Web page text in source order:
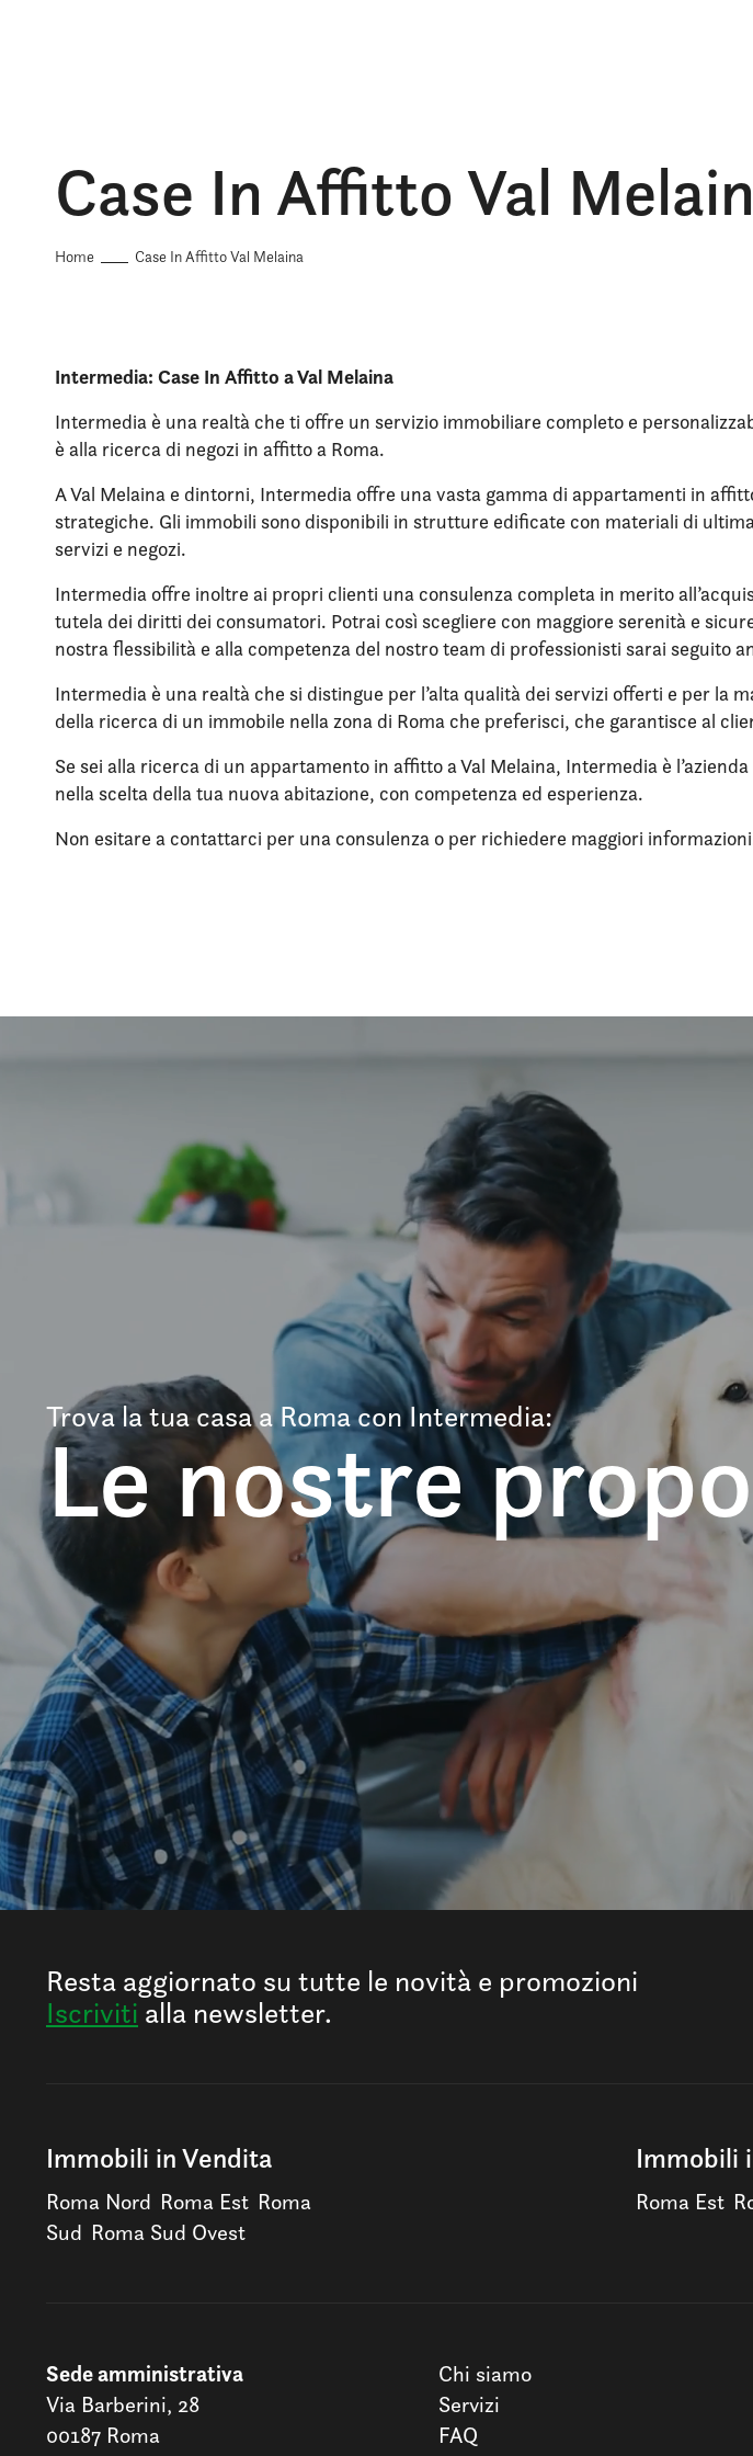
Case In Affitto Val
Home Case In Affitto Val Melaina
Intermedia: Case In Affitto a Val Melaina
Intermedia è una realtà che ti offre un servizio immobiliare completo e
è alla ricerca di negozi in affitto a Roma.
A Val Melaina e dintorni, Intermedia offre una vasta gamma di appartamenti in
strategiche. Gli immobili sono disponibili in strutture edificate con materiali di
servizi e negozi.
Intermedia offre inoltre ai propri clienti una consulenza completa in merito
tutela dei diritti dei consumatori. Potrai così scegliere con maggiore serenità e
nostra flessibilità e alla competenza del nostro team di professionisti sarai seguito
Intermedia è una realtà che si distingue per l’alta qualità dei servizi offerti e per
della ricerca di un immobile nella zona di Roma che preferisci, che garantisce al
Se sei alla ricerca di un appartamento in affitto a Val Melaina, Intermedia è
nella scelta della tua nuova abitazione, con competenza ed esperienza.
Non esitare a contattarci per una consulenza o per richiedere maggiori
Trova la tua casa a Roma con Intermedia:
Le nostre
Resta aggiornato su tutte le novità e promozioni
Iscriviti alla newsletter.
Immobili in Vendita
Roma Nord Roma Est Roma
Sud Roma Sud Ovest
Immobili
Roma Est
Sede amministrativa
Via Barberini, 28
00187 Roma
Chi siamo
Servizi
FAQ